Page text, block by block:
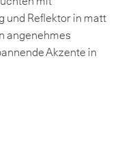
und Reflektor in matt
angenehmes
Akzente in